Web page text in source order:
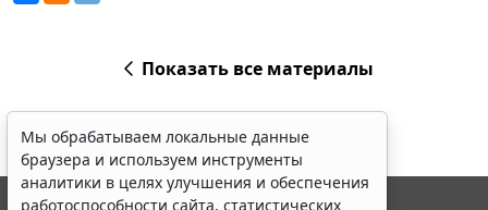
Показать все материалы
Мы обрабатываем локальные данные
браузера и используем инструменты
аналитики в целях улучшения и обеспечения
работоспособности сайта, статистических